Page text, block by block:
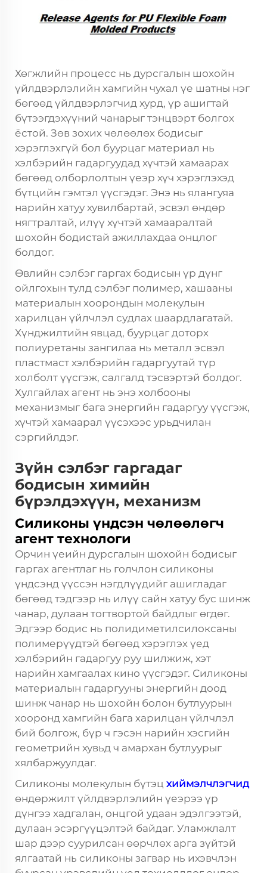
Хөгжлийн процесс нь дурсгалын шохойн
үйлдвэрлэлийн хамгийн чухал үе шатны нэг
бөгөөд үйлдвэрлэгчид хурд, үр ашигтай
бүтээгдэхүүний чанарыг тэнцвэрт болгох
ёстой. Зөв зохих чөлөөлөх бодисыг
хэрэглэхгүй бол буурцаг материал нь
хэлбэрийн гадаргуудад хүчтэй хамаарах
бөгөөд олборлолтын үеэр хүч хэрэглэхэд
бүтцийн гэмтэл үүсгэдэг. Энэ нь ялангуяа
нарийн хатуу хувилбартай, эсвэл өндөр
нягтралтай, илүү хүчтэй хамааралтай
шохойн бодистай ажиллахдаа онцлог
болдог.
Өвлийн сэлбэг гаргах бодисын үр дүнг
ойлгохын тулд сэлбэг полимер, хашааны
материалын хоорондын молекулын
харилцан үйлчлэл судлах шаардлагатай.
Хүнджилтийн явцад, буурцаг доторх
полиуретаны зангилаа нь металл эсвэл
пластмаст хэлбэрийн гадаргуутай түр
холболт үүсгэж, салгалд тэсвэртэй болдог.
Хулгайлах агент нь энэ холбооны
механизмыг бага энергийн гадаргуу үүсгэж,
хүчтэй хамаарал үүсэхээс урьдчилан
сэргийлдэг.
Зүйн сэлбэг гаргадаг
бодисын химийн
бүрэлдэхүүн, механизм
Силиконы үндсэн чөлөөлөгч
агент технологи
Орчин үеийн дурсгалын шохойн бодисыг
гаргах агентлаг нь голчлон силиконы
үндсэнд үүссэн нэгдлүүдийг ашигладаг
бөгөөд тэдгээр нь илүү сайн хатуу бус шинж
чанар, дулаан тогтвортой байдлыг өгдөг.
Эдгээр бодис нь полидиметилсилоксаны
полимерүүдтэй бөгөөд хэрэглэх үед
хэлбэрийн гадаргуу руу шилжиж, хэт
нарийн хамгаалах кино үүсгэдэг. Силиконы
материалын гадаргууны энергийн доод
шинж чанар нь шохойн болон бутлуурын
хооронд хамгийн бага харилцан үйлчлэл
бий болгож, бүр ч гэсэн нарийн хэсгийн
геометрийн хувьд ч амархан бутлуурыг
хялбаржуулдаг.
Силиконы молекулын бүтэц хиймэлчлэгчид
өндөржилт үйлдвэрлэлийн үеэрээ үр
дүнгээ хадгалан, онцгой удаан эдэлгээтэй,
дулаан эсэргүүцэлтэй байдаг. Уламжлалт
шар дээр суурилсан өөрчлөх арга зүйтэй
ялгаатай нь силиконы загвар нь ихэвчлэн